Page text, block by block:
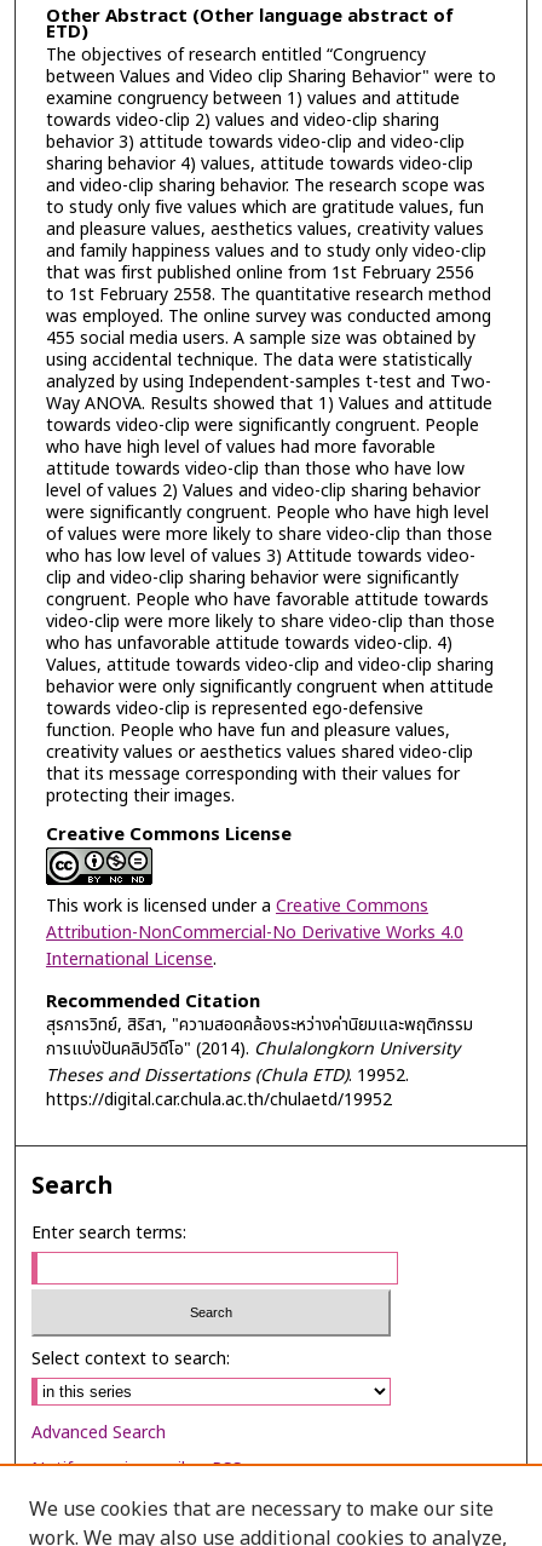
Other Abstract (Other language abstract of
ETD)
The objectives of research entitled “Congruency
between Values and Video clip Sharing Behavior" were to
examine congruency between 1) values and attitude
towards video-clip 2) values and video-clip sharing
behavior 3) attitude towards video-clip and video-clip
sharing behavior 4) values, attitude towards video-clip
and video-clip sharing behavior. The research scope was
to study only five values which are gratitude values, fun
and pleasure values, aesthetics values, creativity values
and family happiness values and to study only video-clip
that was first published online from 1st February 2556
to 1st February 2558. The quantitative research method
was employed. The online survey was conducted among
455 social media users. A sample size was obtained by
using accidental technique. The data were statistically
analyzed by using Independent-samples t-test and Two-
Way ANOVA. Results showed that 1) Values and attitude
towards video-clip were significantly congruent. People
who have high level of values had more favorable
attitude towards video-clip than those who have low
level of values 2) Values and video-clip sharing behavior
were significantly congruent. People who have high level
of values were more likely to share video-clip than those
who has low level of values 3) Attitude towards video-
clip and video-clip sharing behavior were significantly
congruent. People who have favorable attitude towards
video-clip were more likely to share video-clip than those
who has unfavorable attitude towards video-clip. 4)
Values, attitude towards video-clip and video-clip sharing
behavior were only significantly congruent when attitude
towards video-clip is represented ego-defensive
function. People who have fun and pleasure values,
creativity values or aesthetics values shared video-clip
that its message corresponding with their values for
protecting their images.
Creative Commons License
This work is licensed under a Creative Commons
Attribution-NonCommercial-No Derivative Works 4.0
International License.
Recommended Citation
สุรการวิทย์, สิริสา, "ความสอดคล้องระหว่างค่านิยมและพฤติกรรม
การแบ่งปันคลิปวิดีโอ" (2014). Chulalongkorn University
Theses and Dissertations (Chula ETD). 19952.
https://digital.car.chula.ac.th/chulaetd/19952
Search
Enter search terms:
Select context to search:
Advanced Search
Notify me via email orRSS
Browse
We use cookies that are necessary to make our site
work. We may also use additional cookies to analyze,